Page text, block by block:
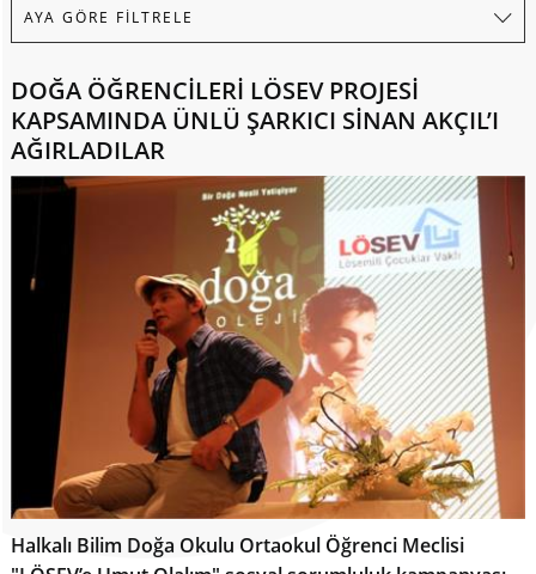
DOĞA ÖĞRENCİLERİ LÖSEV PROJESİ
KAPSAMINDA ÜNLÜ ŞARKICI SİNAN AKÇIL’I
AĞIRLADILAR
Halkalı Bilim Doğa Okulu Ortaokul Öğrenci Meclisi